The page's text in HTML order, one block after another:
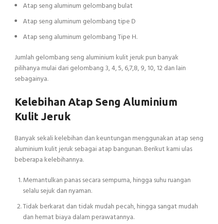
Atap seng aluminum gelombang bulat
Atap seng aluminum gelombang tipe D
Atap seng aluminum gelombang Tipe H.
Jumlah gelombang seng aluminium kulit jeruk pun banyak
pilihanya mulai dari gelombang 3, 4, 5, 6,7,8, 9, 10, 12 dan lain
sebagainya.
Kelebihan Atap Seng Aluminium
Kulit Jeruk
Banyak sekali kelebihan dan keuntungan menggunakan atap seng
aluminium kulit jeruk sebagai atap bangunan. Berikut kami ulas
beberapa kelebihannya.
Memantulkan panas secara sempurna, hingga suhu ruangan
selalu sejuk dan nyaman.
Tidak berkarat dan tidak mudah pecah, hingga sangat mudah
dan hemat biaya dalam perawatannya.